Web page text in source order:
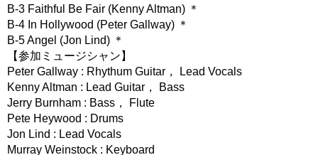
B-3 Faithful Be Fair (Kenny Altman) ＊
B-4 In Hollywood (Peter Gallway) ＊
B-5 Angel (Jon Lind) ＊
【参加ミュージシャン】
Peter Gallway : Rhythum Guitar， Lead Vocals
Kenny Altman : Lead Guitar， Bass
Jerry Burnham : Bass， Flute
Pete Heywood : Drums
Jon Lind : Lead Vocals
Murray Weinstock : Keyboard